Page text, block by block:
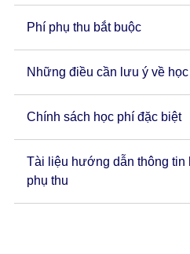
Phí phụ thu bắt buộc
Những điều cần lưu ý về
Chính sách học phí đặc biệt
Tài liệu hướng dẫn thông tin
phụ thu